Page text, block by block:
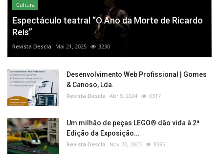
Cultura
Espectáculo teatral “O Ano da Morte de Ricardo
Reis”
Revista Descla Mai 21, 2025 3230
Desenvolvimento Web Profissional | Gomes
& Canoso, Lda.
Revista Descla Abr 9, 2024 6317
Um milhão de peças LEGO® dão vida à 2ª
Edição da Exposição...
Revista Descla Nov 20, 2023 8595